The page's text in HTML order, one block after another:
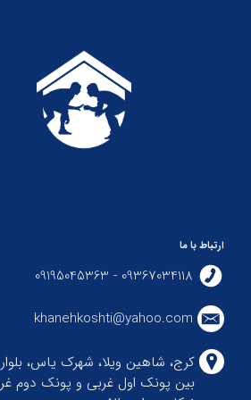
ارتباط با ما
09367034118 - 09195045363
khanehkoshti@yahoo.com
کرج، شاهین ویلا، شهرک یاس،
بین پونک اول غربی و پونک دوم